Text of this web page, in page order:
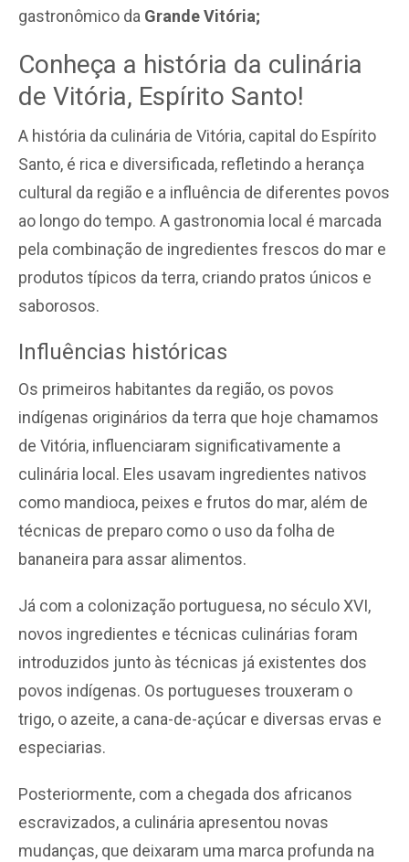
gastronômico da Grande Vitória;
Conheça a história da culinária
de Vitória, Espírito Santo!
A história da culinária de Vitória, capital do Espírito
Santo, é rica e diversificada, refletindo a herança
cultural da região e a influência de diferentes povos
ao longo do tempo. A gastronomia local é marcada
pela combinação de ingredientes frescos do mar e
produtos típicos da terra, criando pratos únicos e
saborosos.
Influências históricas
Os primeiros habitantes da região, os povos
indígenas originários da terra que hoje chamamos
de Vitória, influenciaram significativamente a
culinária local. Eles usavam ingredientes nativos
como mandioca, peixes e frutos do mar, além de
técnicas de preparo como o uso da folha de
bananeira para assar alimentos.
Já com a colonização portuguesa, no século XVI,
novos ingredientes e técnicas culinárias foram
introduzidos junto às técnicas já existentes dos
povos indígenas. Os portugueses trouxeram o
trigo, o azeite, a cana-de-açúcar e diversas ervas e
especiarias.
Posteriormente, com a chegada dos africanos
escravizados, a culinária apresentou novas
mudanças, que deixaram uma marca profunda na